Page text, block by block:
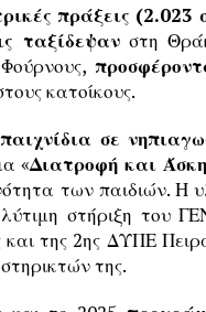
πράξεις (2.023
ταξίδεψανστη
κατοίκους.
παιχνίδια σε
«Διατροφή και
των παιδιών. Η
στήριξη του
της 2ης ΔΥΠΕ
της.